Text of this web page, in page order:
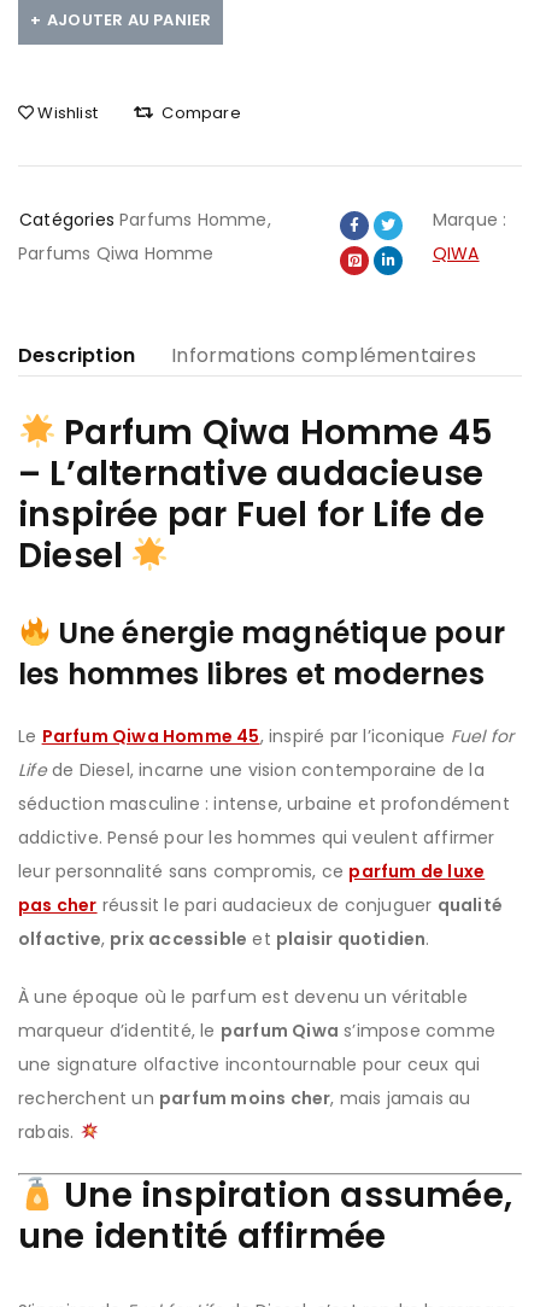
AJOUTER AU PANIER
Wishlist Compare
Catégories Parfums Homme,
Parfums Qiwa Homme
Marque :
QIWA
Description Informations complémentaires
Parfum Qiwa Homme 45
– L’alternative audacieuse
inspirée par Fuel for Life de
Diesel
Une énergie magnétique pour
les hommes libres et modernes
Le Parfum Qiwa Homme 45, inspiré par l’iconique Fuel for
Lifede Diesel, incarne une vision contemporaine de la
séduction masculine : intense, urbaine et profondément
addictive. Pensé pour les hommes qui veulent affirmer
leur personnalité sans compromis, ce parfum de luxe
pas cher réussit le pari audacieux de conjuguer qualité
olfactive, prix accessible et plaisir quotidien.
À une époque où le parfum est devenu un véritable
marqueur d’identité, le parfum Qiwa s’impose comme
une signature olfactive incontournable pour ceux qui
recherchent un parfum moins cher, mais jamais au
rabais.
Une inspiration assumée,
une identité affirmée